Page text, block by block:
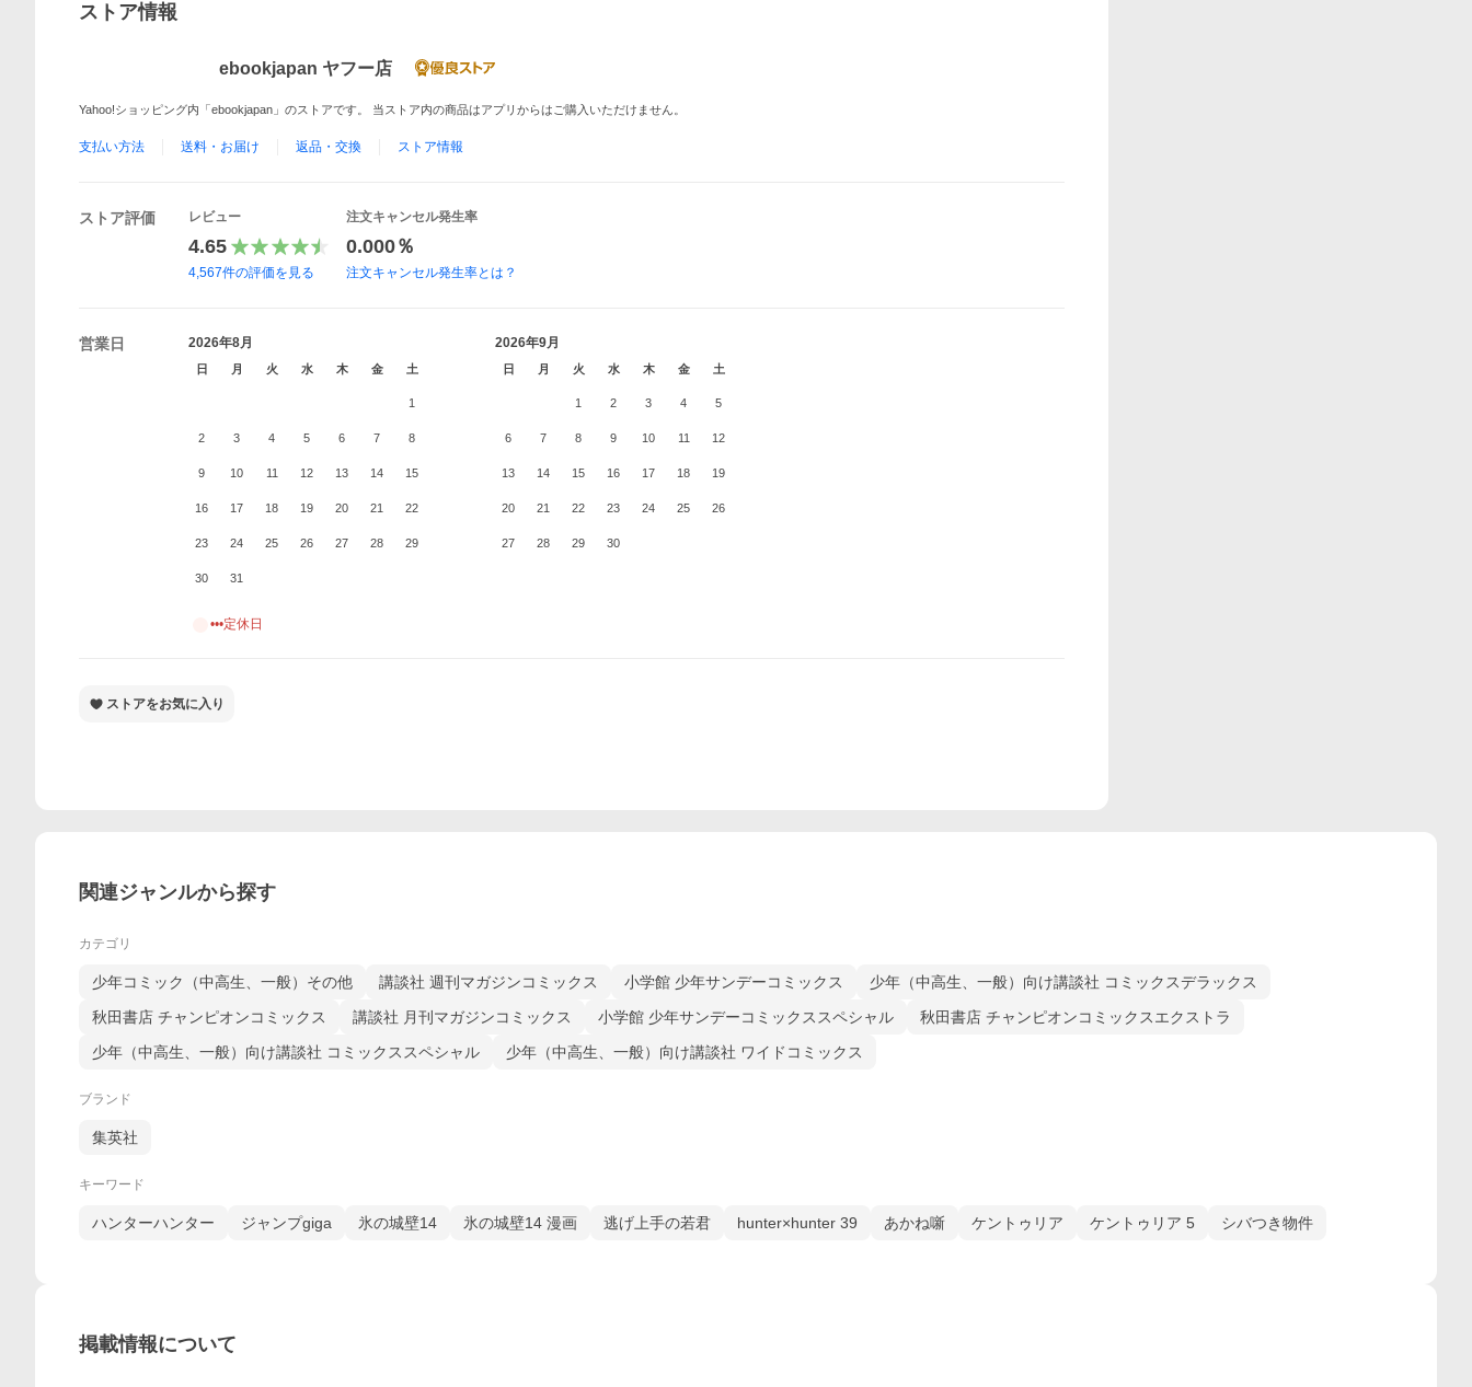
ストア情報
ebookjapan ヤフー店
Yahoo!ショッピング内「ebookjapan」のストアです。 当ストア内の商品はアプリからはご購入いただけません。
支払い方法 送料・お届け 返品・交換 ストア情報
ストア評価 レビュー
4.65
4,567件の評価を見る
注文キャンセル発生率
0.000％
注文キャンセル発生率とは？
営業日 2026年8月
日 月 火 水 木 金 土
1
2 3 4 5 6 7 8
9 10 11 12 13 14 15
16 17 18 19 20 21 22
23 24 25 26 27 28 29
30 31
2026年9月
日 月 火 水 木 金 土
1 2 3 4 5
6 7 8 9 10 11 12
13 14 15 16 17 18 19
20 21 22 23 24 25 26
27 28 29 30
•••定休日
ストアをお気に入り
関連ジャンルから探す
カテゴリ
少年コミック（中高生、一般）その他 講談社 週刊マガジンコミックス 小学館 少年サンデーコミックス
少年（中高生、一般）向け講談社 コミックスデラックス
秋田書店 チャンピオンコミックス
講談社 月刊マガジンコミックス 小学館 少年サンデーコミックススペシャル
秋田書店 チャンピオンコミックスエクストラ
少年（中高生、一般）向け講談社 コミックススペシャル
少年（中高生、一般）向け講談社 ワイドコミックス
ブランド
集英社
キーワード
ハンターハンター ジャンプgiga 氷の城壁14 氷の城壁14 漫画 逃げ上手の若君 hunter×hunter 39 あかね噺 ケントゥリア ケントゥリア 5 シバつき物件
掲載情報について